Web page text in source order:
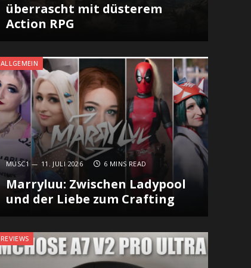
überrascht mit düsterem
Action RPG
ALLGEMEIN
MUSC1 11. JULI 2026 6 MINS READ
Marryluu: Zwischen Ladypool
und der Liebe zum Crafting
REVIEWS